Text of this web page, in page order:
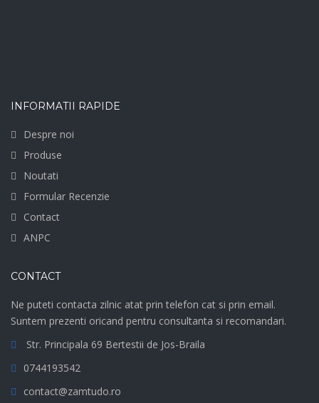
INFORMATII RAPIDE
Despre noi
Produse
Noutati
Formular Recenzie
Contact
ANPC
CONTACT
Ne puteti contacta zilnic atat prin telefon cat si prin email.
Suntem prezenti oricand pentru consultanta si recomandari.
Str. Principala 69 Bertestii de Jos-Braila
0744193542
contact@zamtudo.ro